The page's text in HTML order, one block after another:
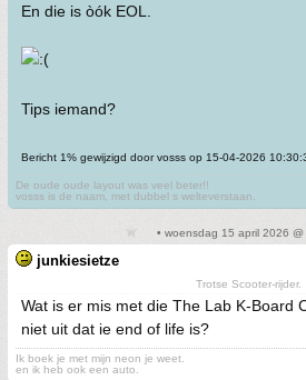
En die is òók EOL.
Tips iemand?
Bericht 1% gewijzigd door vosss op 15-04-2026
De oude oude layout was veel beter!!
vosss is de naam, met dubbel s welteverstaan.
• woensdag 15 april 2026 @
junkiesietze
Trotse Scooter-rijder.
Wat is er mis met die The Lab K-Board
niet uit dat ie end of life is?
Ik boek je met mijn neon je weet.
en ik heb ook een auto.